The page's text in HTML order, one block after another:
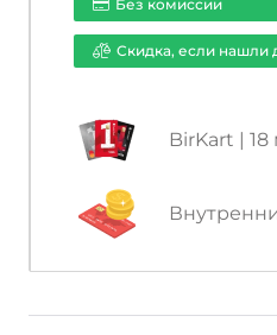
Без комиссии
Cкидка, если нашли
BirKart |